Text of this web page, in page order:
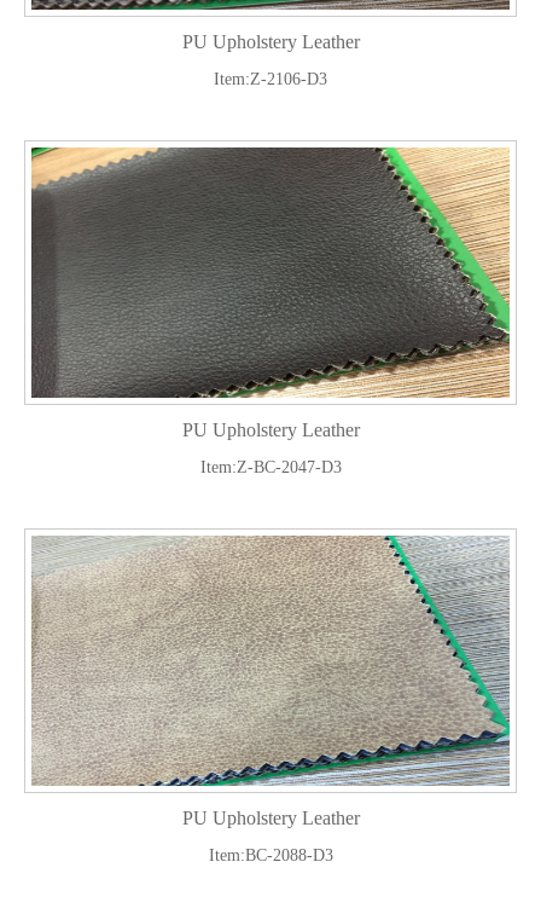
PU Upholstery Leather
Item:Z-2106-D3
PU Upholstery Leather
Item:Z-BC-2047-D3
PU Upholstery Leather
Item:BC-2088-D3